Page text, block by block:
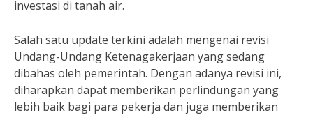
investasi di tanah air.
Salah satu update terkini adalah mengenai revisi
Undang-Undang Ketenagakerjaan yang sedang
dibahas oleh pemerintah. Dengan adanya revisi ini,
diharapkan dapat memberikan perlindungan yang
lebih baik bagi para pekerja dan juga memberikan